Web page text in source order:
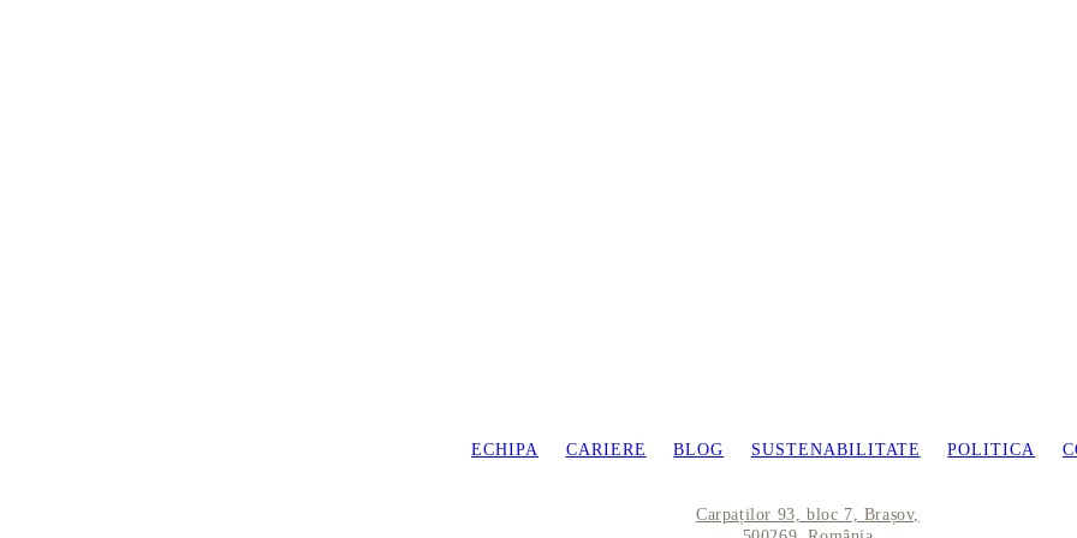
ECHIPA CARIERE BLOG SUSTENABILITATE POLITICA
Carpaților 93, bloc 7, Brașov,